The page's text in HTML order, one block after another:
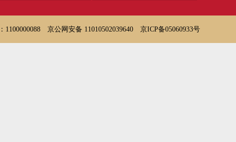
1100000088 京公网安备 11010502039640 京ICP备05060933号